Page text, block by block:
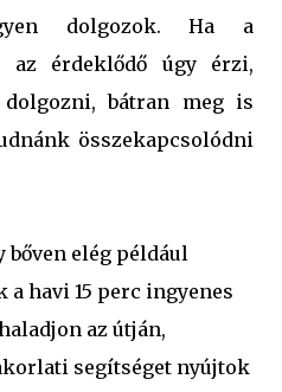
dolgozok. Ha a
az érdeklődő úgy érzi,
bátran meg is
összekapcsolódni
bőven elég például
havi 15 perc ingyenes
az útján,
segítséget nyújtok